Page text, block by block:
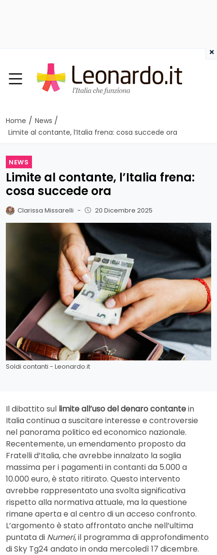
Home / News /
Limite al contante, l’Italia frena: cosa succede ora
NEWS
Limite al contante, l’Italia frena:
cosa succede ora
Clarissa Missarelli - 20 Dicembre 2025
Soldi contanti - Leonardo.it
Il dibattito sul limite all’uso del denaro contantein
Italia continua a suscitare interesse e controversie
nel panorama politico ed economico nazionale.
Recentemente, un emendamento proposto da
Fratelli d’Italia, che avrebbe innalzato la soglia
massima per i pagamenti in contanti da 5.000 a
10.000 euro, è stato ritirato. Questo intervento
avrebbe rappresentato una svolta significativa
rispetto alla normativa attuale, ma la questione
rimane aperta e al centro di un acceso confronto.
L’argomento è stato affrontato anche nell’ultima
puntata di Numeri, il programma di approfondimento
di Sky Tg24 andato in onda mercoledì 17 dicembre.
×